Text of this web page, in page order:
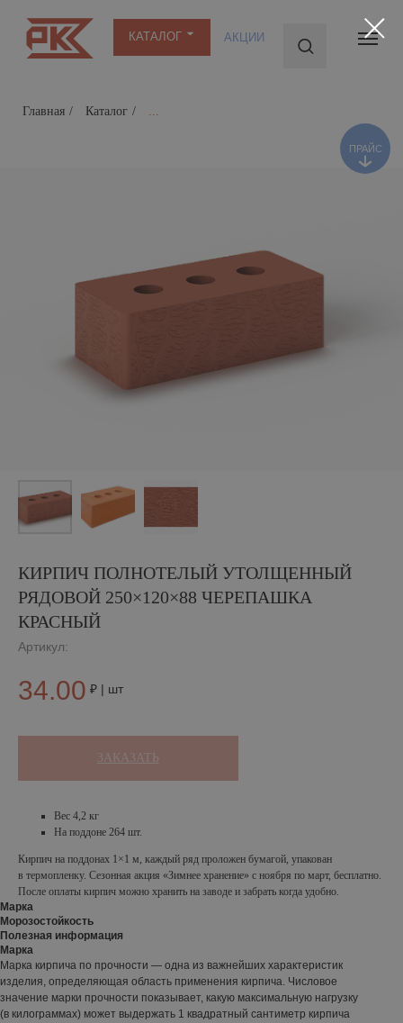
Главная / Каталог / ...
КИРПИЧ ПОЛНОТЕЛЫЙ УТОЛЩЕННЫЙ
РЯДОВОЙ 250×120×88 ЧЕРЕПАШКА
КРАСНЫЙ
Артикул:
34.00 ₽ | шт
ЗАКАЗАТЬ
Вес 4,2 кг
На поддоне 264 шт.
Кирпич на поддонах 1×1 м, каждый ряд проложен бумагой, упакован
в термопленку. Сезонная акция «Зимнее хранение» с ноября по март, бесплатно.
После оплаты кирпич можно хранить на заводе и забрать когда удобно.
Марка
Морозостойкость
Полезная информация
Марка
Марка кирпича по прочности — одна из важнейших характеристик
изделия, определяющая область применения кирпича. Числовое
значение марки прочности показывает, какую максимальную нагрузку
(в килограммах) может выдержать 1 квадратный сантиметр кирпича